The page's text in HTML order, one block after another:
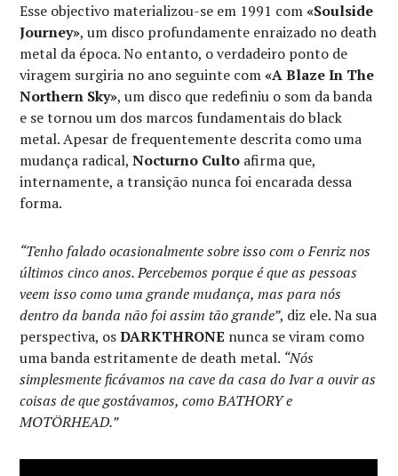
Esse objectivo materializou-se em 1991 com«Soulside
Journey», um disco profundamente enraizado no death
metal da época. No entanto, o verdadeiro ponto de
viragem surgiria no ano seguinte com«A Blaze In The
Northern Sky», um disco que redefiniu o som da banda
e se tornou um dos marcos fundamentais do black
metal. Apesar de frequentemente descrita como uma
mudança radical,Nocturno Culto afirma que,
internamente, a transição nunca foi encarada dessa
forma.
“Tenho falado ocasionalmente sobre isso com o Fenriz nos
últimos cinco anos. Percebemos porque é que as pessoas
veem isso como uma grande mudança, mas para nós
dentro da banda não foi assim tão grande”, diz ele. Na sua
perspectiva, osDARKTHRONE nunca se viram como
uma banda estritamente de death metal. “Nós
simplesmente ficávamos na cave da casa do Ivar a ouvir as
coisas de que gostávamos, como BATHORY e
MOTÖRHEAD.”